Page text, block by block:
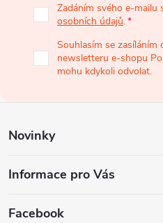
í
Zadáním svého e-mailu
osobních údajů.
Souhlasím se zasíláním
newsletteru e-shopu
mohu kdykoli odvolat.
Novinky
Informace pro Vás
Facebook